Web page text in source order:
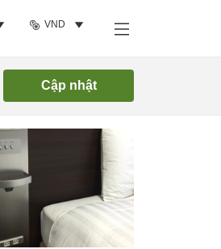
VND
Cập nhật
Tìm phòng trống